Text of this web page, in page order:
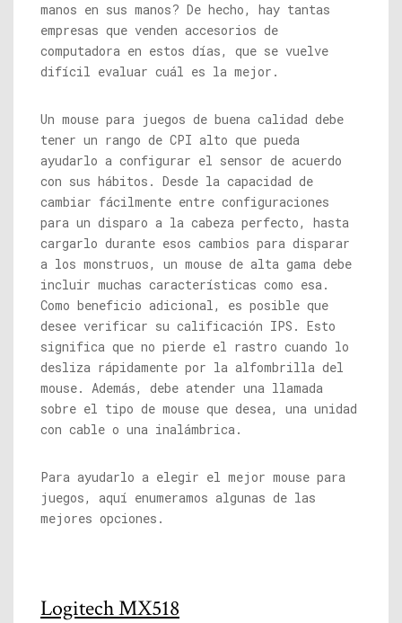
manos en sus manos? De hecho, hay tantas
empresas que venden accesorios de
computadora en estos días, que se vuelve
difícil evaluar cuál es la mejor.
Un mouse para juegos de buena calidad debe
tener un rango de CPI alto que pueda
ayudarlo a configurar el sensor de acuerdo
con sus hábitos. Desde la capacidad de
cambiar fácilmente entre configuraciones
para un disparo a la cabeza perfecto, hasta
cargarlo durante esos cambios para disparar
a los monstruos, un mouse de alta gama debe
incluir muchas características como esa.
Como beneficio adicional, es posible que
desee verificar su calificación IPS. Esto
significa que no pierde el rastro cuando lo
desliza rápidamente por la alfombrilla del
mouse. Además, debe atender una llamada
sobre el tipo de mouse que desea, una unidad
con cable o una inalámbrica.
Para ayudarlo a elegir el mejor mouse para
juegos, aquí enumeramos algunas de las
mejores opciones.
Logitech MX518